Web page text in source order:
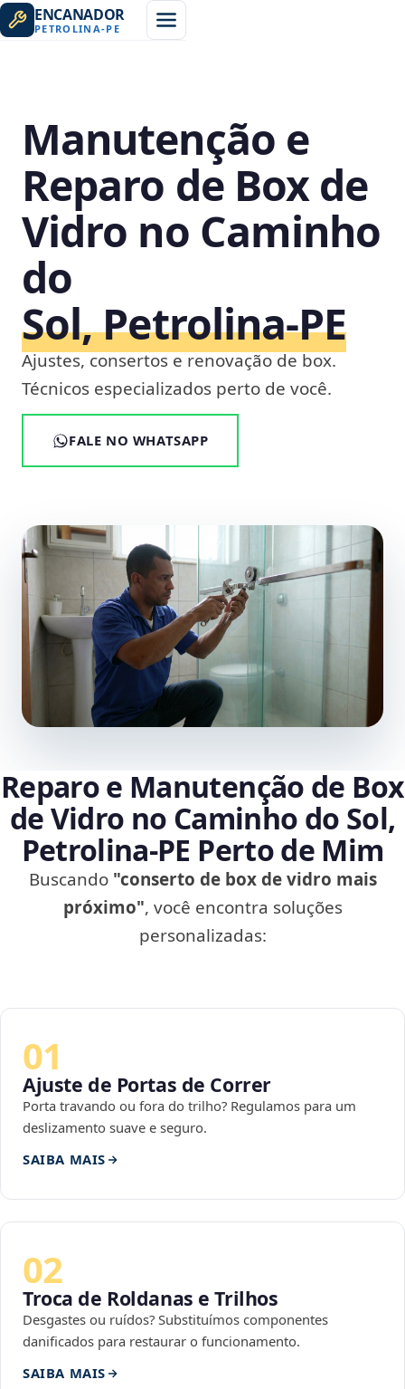
ENCANADOR
PETROLINA-PE
Manutenção e
Reparo de Box de
Vidro no Caminho
do
Sol, Petrolina‑PE
Ajustes, consertos e renovação de box.
Técnicos especializados perto de você.
FALE NO WHATSAPP
Reparo e Manutenção de Box
de Vidro no Caminho do Sol,
Petrolina‑PE Perto de Mim
Buscando "conserto de box de vidro mais
próximo", você encontra soluções
personalizadas:
01
Ajuste de Portas de Correr
Porta travando ou fora do trilho? Regulamos para um
deslizamento suave e seguro.
SAIBA MAIS
02
Troca de Roldanas e Trilhos
Desgastes ou ruídos? Substituímos componentes
danificados para restaurar o funcionamento.
SAIBA MAIS